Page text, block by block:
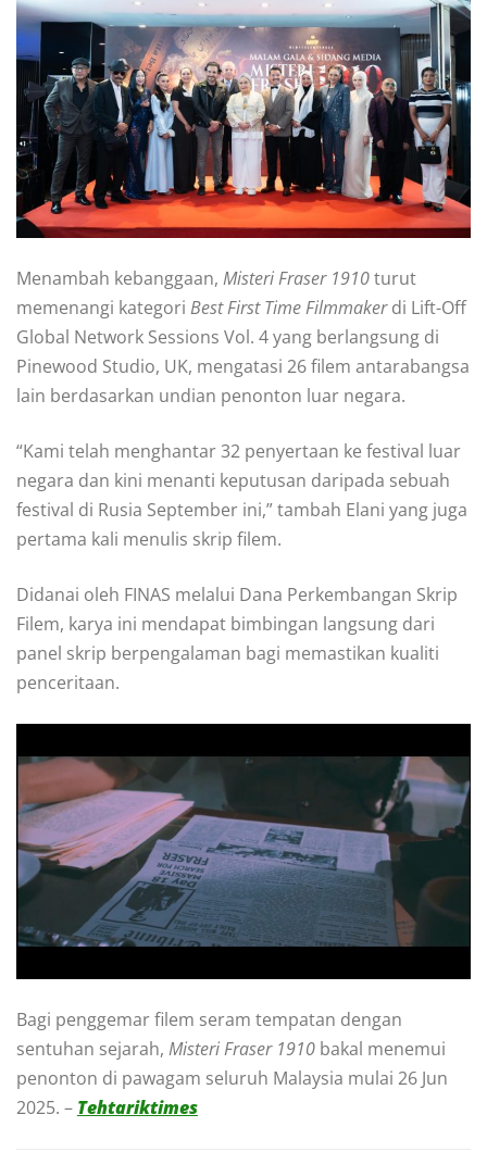
Menambah kebanggaan, Misteri Fraser 1910turut
memenangi kategori Best First Time Filmmakerdi Lift-Off
Global Network Sessions Vol. 4 yang berlangsung di
Pinewood Studio, UK, mengatasi 26 filem antarabangsa
lain berdasarkan undian penonton luar negara.
“Kami telah menghantar 32 penyertaan ke festival luar
negara dan kini menanti keputusan daripada sebuah
festival di Rusia September ini,” tambah Elani yang juga
pertama kali menulis skrip filem.
Didanai oleh FINAS melalui Dana Perkembangan Skrip
Filem, karya ini mendapat bimbingan langsung dari
panel skrip berpengalaman bagi memastikan kualiti
penceritaan.
Bagi penggemar filem seram tempatan dengan
sentuhan sejarah, Misteri Fraser 1910 bakal menemui
penonton di pawagam seluruh Malaysia mulai 26 Jun
2025. – Tehtariktimes